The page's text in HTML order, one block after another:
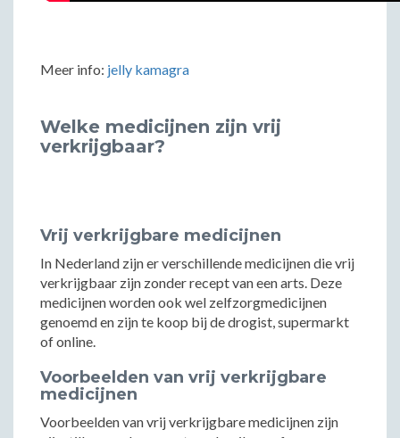
Meer info: jelly kamagra
Welke medicijnen zijn vrij
verkrijgbaar?
Vrij verkrijgbare medicijnen
In Nederland zijn er verschillende medicijnen die vrij
verkrijgbaar zijn zonder recept van een arts. Deze
medicijnen worden ook wel zelfzorgmedicijnen
genoemd en zijn te koop bij de drogist, supermarkt
of online.
Voorbeelden van vrij verkrijgbare
medicijnen
Voorbeelden van vrij verkrijgbare medicijnen zijn